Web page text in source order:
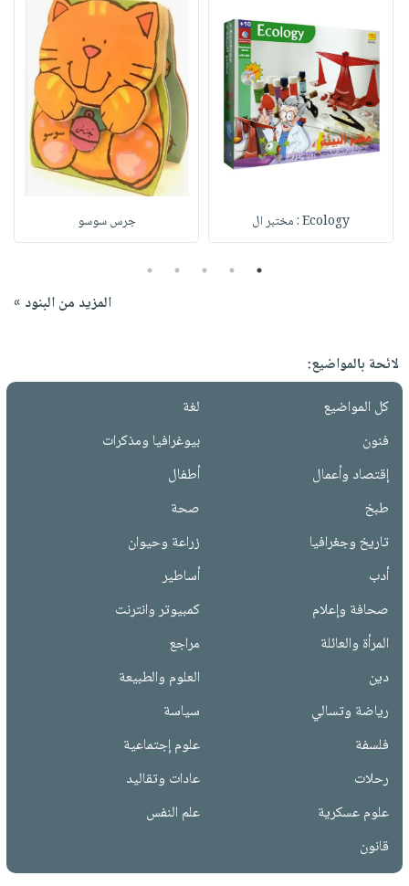
Ecology : مختبر ال جرس سوسو
1
2
3
4
5
المزيد من البنود »
لائحة بالمواضيع:
كل المواضيع
لغة
فنون
بيوغرافيا ومذكرات
إقتصاد وأعمال
أطفال
طبخ
صحة
تاريخ وجغرافيا
زراعة وحيوان
أدب
أساطير
صحافة وإعلام
كمبيوتر وانترنت
المرأة والعائلة
مراجع
دين
العلوم والطبيعة
رياضة وتسالي
سياسة
فلسفة
علوم إجتماعية
رحلات
عادات وتقاليد
علوم عسكرية
علم النفس
قانون